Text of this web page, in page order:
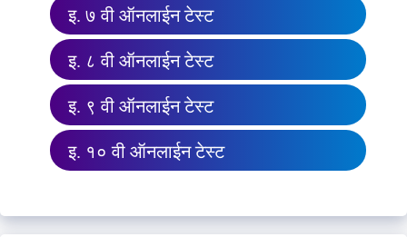
इ. ७ वी ऑनलाईन टेस्ट
इ. ८ वी ऑनलाईन टेस्ट
इ. ९ वी ऑनलाईन टेस्ट
इ. १० वी ऑनलाईन टेस्ट